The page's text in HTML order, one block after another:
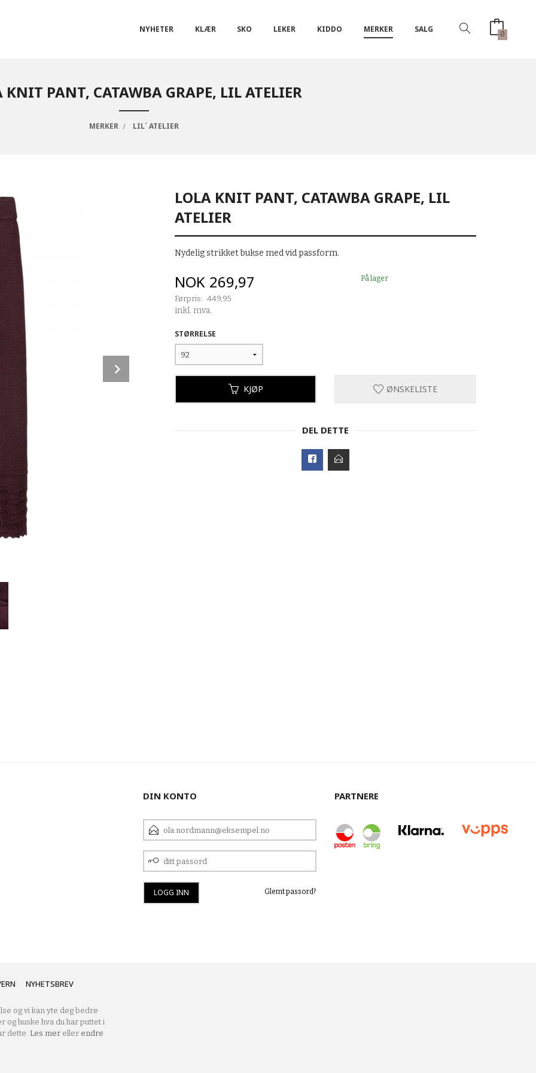
NYHETER KLÆR SKO LEKER KIDDO MERKER SALG 0
KNIT PANT, CATAWBA GRAPE, LIL ATELIER
MERKER LIL´ ATELIER
LOLA KNIT PANT, CATAWBA GRAPE, LIL
ATELIER
Nydelig strikket bukse med vid passform.
Tilbud
NOK 269,97
Førpris: 449,95
Rabatt
inkl. mva.
På lager
STØRRELSE
KJØP ØNSKELISTE
DEL DETTE
DIN KONTO
E-
POSTADRESSE
DITT
PASSORD
Glemt passord?
PARTNERE
NYHETSBREV
og vi kan yte deg bedre
og huske hva du har puttet i
dette. Les mer eller endre